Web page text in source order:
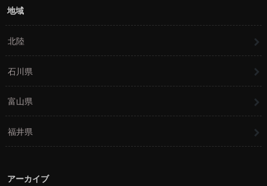
地域
北陸
石川県
富山県
福井県
アーカイブ